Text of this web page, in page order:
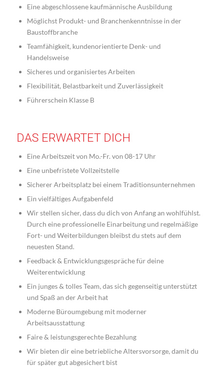
Eine abgeschlossene kaufmännische Ausbildung
Möglichst Produkt- und Branchenkenntnisse in der
Baustoffbranche
Teamfähigkeit, kundenorientierte Denk- und
Handelsweise
Sicheres und organisiertes Arbeiten
Flexibilität, Belastbarkeit und Zuverlässigkeit
Führerschein Klasse B
DAS ERWARTET DICH
Eine Arbeitszeit von Mo.-Fr. von 08-17 Uhr
Eine unbefristete Vollzeitstelle
Sicherer Arbeitsplatz bei einem Traditionsunternehmen
Ein vielfältiges Aufgabenfeld
Wir stellen sicher, dass du dich von Anfang an wohlfühlst.
Durch eine professionelle Einarbeitung und regelmäßige
Fort- und Weiterbildungen bleibst du stets auf dem
neuesten Stand.
Feedback & Entwicklungsgespräche für deine
Weiterentwicklung
Ein junges & tolles Team, das sich gegenseitig unterstützt
und Spaß an der Arbeit hat
Moderne Büroumgebung mit moderner
Arbeitsausstattung
Faire & leistungsgerechte Bezahlung
Wir bieten dir eine betriebliche Altersvorsorge, damit du
für später gut abgesichert bist